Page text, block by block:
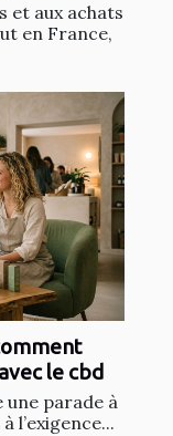
et aux achats
en France,
le cbd
parade à
l’exigence...